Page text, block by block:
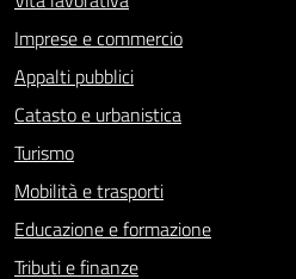
Imprese e commercio
Appalti pubblici
Catasto e urbanistica
Turismo
Mobilità e trasporti
Educazione e formazione
Tributi e finanze